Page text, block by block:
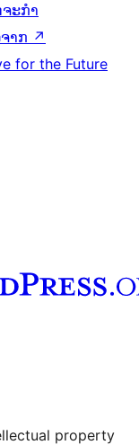
ະກຳ
າກ ↗
for the Future
property